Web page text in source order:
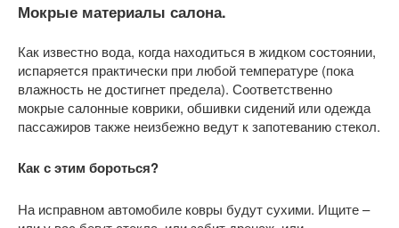
Мокрые материалы салона.
Как известно вода, когда находиться в жидком состоянии,
испаряется практически при любой температуре (пока
влажность не достигнет предела). Соответственно
мокрые салонные коврики, обшивки сидений или одежда
пассажиров также неизбежно ведут к запотеванию стекол.
Как с этим бороться?
На исправном автомобиле ковры будут сухими. Ищите –